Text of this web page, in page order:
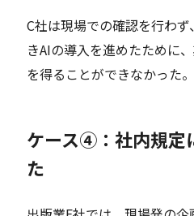
C社は現場での確認を行わ
きAIの導入を進めたために
を得ることができなかった。
ケース④：社内規定
た